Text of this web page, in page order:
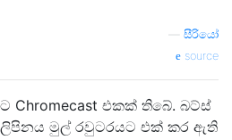
සීරියෝ
source
Chromecast එකක් තිබේ. බට්ස්
ලිපිනය මුල් රවුටරයට එක් කර ඇති